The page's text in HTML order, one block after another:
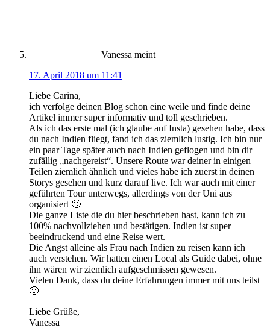
Vanessa meint
17. April 2018 um 11:41
Liebe Carina,
ich verfolge deinen Blog schon eine weile und finde deine
Artikel immer super informativ und toll geschrieben.
Als ich das erste mal (ich glaube auf Insta) gesehen habe, dass
du nach Indien fliegt, fand ich das ziemlich lustig. Ich bin nur
ein paar Tage später auch nach Indien geflogen und bin dir
zufällig „nachgereist“. Unsere Route war deiner in einigen
Teilen ziemlich ähnlich und vieles habe ich zuerst in deinen
Storys gesehen und kurz darauf live. Ich war auch mit einer
geführten Tour unterwegs, allerdings von der Uni aus
organisiert 🙂
Die ganze Liste die du hier beschrieben hast, kann ich zu
100% nachvollziehen und bestätigen. Indien ist super
beeindruckend und eine Reise wert.
Die Angst alleine als Frau nach Indien zu reisen kann ich
auch verstehen. Wir hatten einen Local als Guide dabei, ohne
ihn wären wir ziemlich aufgeschmissen gewesen.
Vielen Dank, dass du deine Erfahrungen immer mit uns teilst
🙂
Liebe Grüße,
Vanessa